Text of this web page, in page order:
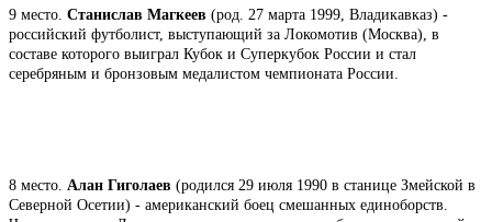
9 место. Станислав Магкеев (род. 27 марта 1999, Владикавказ) -
российский футболист, выступающий за Локомотив (Москва), в
составе которого выиграл Кубок и Суперкубок России и стал
серебряным и бронзовым медалистом чемпионата России.
8 место. Алан Гиголаев (родился 29 июля 1990 в станице Змейской в
Северной Осетии) - американский боец смешанных единоборств.